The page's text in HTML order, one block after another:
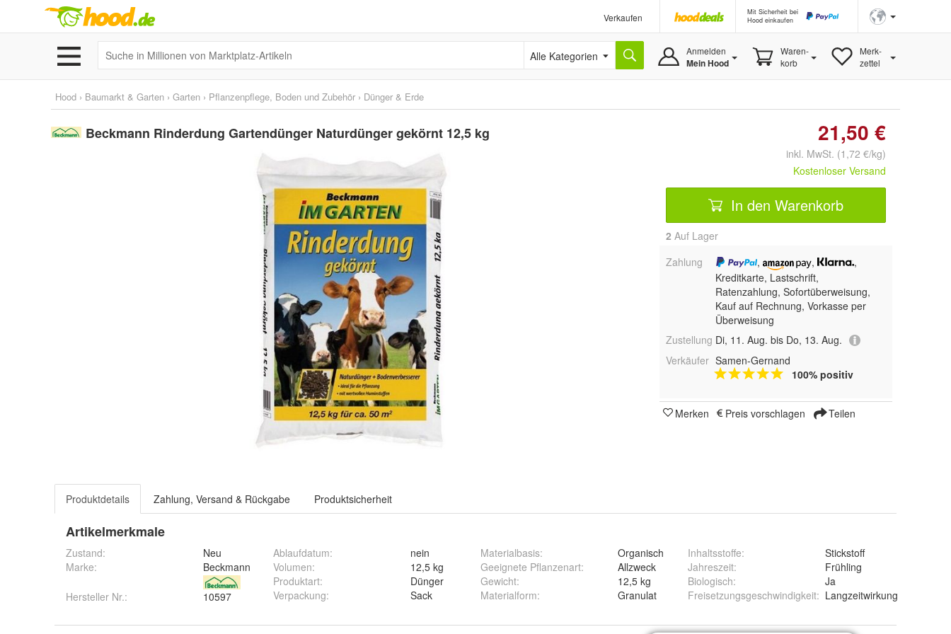
Verkaufen
Mit Sicherheit bei
Hood einkaufen
Alle Kategorien Anmelden
Mein Hood
Waren-
korb
Merk-
zettel
Hood › Baumarkt & Garten › Garten › Pflanzenpflege, Boden und Zubehör › Dünger & Erde
Beckmann Rinderdung Gartendünger Naturdünger gekörnt 12,5 kg 21,50 €
inkl. MwSt. (1,72 €/kg)
Kostenloser Versand
In den Warenkorb
2 Auf Lager
Zahlung
, ,
,
Kreditkarte, Lastschrift,
Ratenzahlung, Sofortüberweisung,
Kauf auf Rechnung, Vorkasse per
Überweisung
Zustellung Di, 11. Aug. bis Do, 13. Aug.
Verkäufer Samen-Gernand
100% positiv
Merken Preis vorschlagen Teilen
Produktdetails Zahlung, Versand & Rückgabe Produktsicherheit
Artikelmerkmale
Zustand:
Neu
Marke:
Beckmann
Hersteller Nr.: 10597
Ablaufdatum:
nein
Volumen:
12,5 kg
Produktart:
Dünger
Verpackung: Sack
Materialbasis:
Organisch
Geeignete Pflanzenart:
Allzweck
Gewicht:
12,5 kg
Materialform: Granulat
Inhaltsstoffe:
Stickstoff
Jahreszeit:
Frühling
Biologisch:
Ja
Freisetzungsgeschwindigkeit: Langzeitwirkung